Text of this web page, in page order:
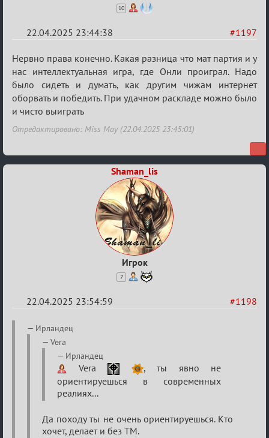
10
#1197
22.04.2025 23:44:38
Re:
Разговоры
о
XIX
ТПК.
Нервно права конечно. Какая разница что мат партия и у
нас интеллектуальная игра, где Онли проиграл. Надо
было сидеть и думать, как другим чижам интернет
оборвать и победить. При удачном раскладе можно было
и чисто выиграть
Отредактировано: Miss May (22.04.2025 23:45:01)
Shaman_lis
Игрок
7
#1198
22.04.2025 23:54:59
Re:
Разговоры
Ирландец
Vera
Ирландец
Vera
, ты явно не
ориентируешься в современных
реалиях...
Да походу ты не очень ориентируешься. Кто
хочет, делает и без ТМ.